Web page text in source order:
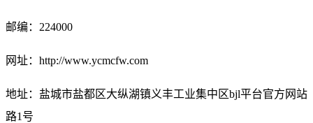
邮编：224000
网址：http://www.ycmcfw.com
地址：盐城市盐都区大纵湖镇义丰工业集中区bjl平台官方网站
路1号